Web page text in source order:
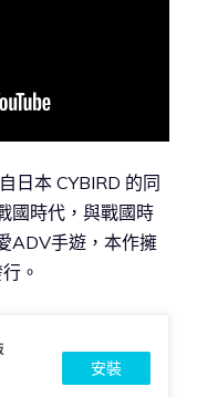
日本 CYBIRD 的同
國時代，與戰國時
ADV手遊，本作擁
。
安裝